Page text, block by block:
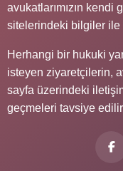
avukatlarımızın kendi
sitelerindeki bilgiler ile
Herhangi bir hukuki
isteyen ziyaretçilerin,
sayfa üzerindeki
geçmeleri tavsiye